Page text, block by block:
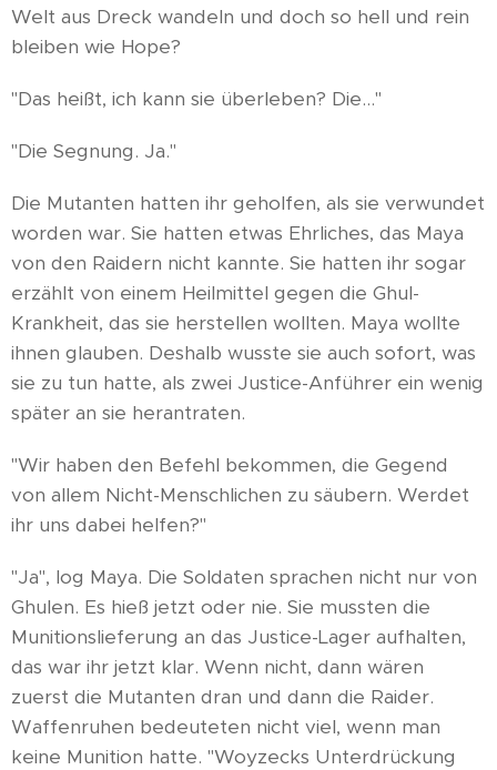
Welt aus Dreck wandeln und doch so hell und rein
bleiben wie Hope?
"Das heißt, ich kann sie überleben? Die..."
"Die Segnung. Ja."
Die Mutanten hatten ihr geholfen, als sie verwundet
worden war. Sie hatten etwas Ehrliches, das Maya
von den Raidern nicht kannte. Sie hatten ihr sogar
erzählt von einem Heilmittel gegen die Ghul-
Krankheit, das sie herstellen wollten. Maya wollte
ihnen glauben. Deshalb wusste sie auch sofort, was
sie zu tun hatte, als zwei Justice-Anführer ein wenig
später an sie herantraten.
"Wir haben den Befehl bekommen, die Gegend
von allem Nicht-Menschlichen zu säubern. Werdet
ihr uns dabei helfen?"
"Ja", log Maya. Die Soldaten sprachen nicht nur von
Ghulen. Es hieß jetzt oder nie. Sie mussten die
Munitionslieferung an das Justice-Lager aufhalten,
das war ihr jetzt klar. Wenn nicht, dann wären
zuerst die Mutanten dran und dann die Raider.
Waffenruhen bedeuteten nicht viel, wenn man
keine Munition hatte. "Woyzecks Unterdrückung